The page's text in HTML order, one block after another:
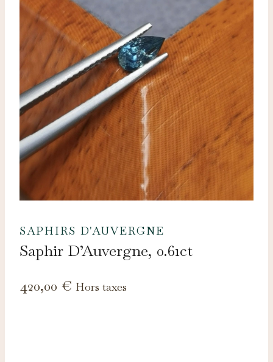
SAPHIRS D'AUVERGNE
Saphir D’Auvergne, 0.61ct
420,00 € Hors taxes